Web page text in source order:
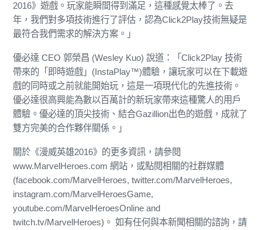
2016》遊戲。玩家能瞬間得到滿足，這種感覺太棒了。去
年，我們對多項技術進行了評估，認為Click2Play技術無疑是
最符合我們需求的解決方案。」
優必達 CEO 郭榮昌 (Wesley Kuo) 說道：「Click2Play 技術
帶來的「即時遊戲」(InstaPlay™)體驗，讓玩家可以在下載遊
戲的同時或之前就能開始玩，這是一項現代化的先進技術。
優必達很高興能為數以百萬計的新玩家帶來這種驚人的用戶
體驗。優必達的頂尖技術、結合Gazillion出色的遊戲，成就了
雙方完美的合作夥伴關係。」
關於《漫威英雄2016》的更多資訊，請參閱
www.MarvelHeroes.com 網站，或點閱相關的社群媒體
(facebook.com/MarvelHeroes, twitter.com/MarvelHeroes,
instagram.com/MarvelHeroesGame,
youtube.com/MarvelHeroesOnline and
twitch.tv/MarvelHeroes)。 如有任何與本新聞相關的諮詢，請